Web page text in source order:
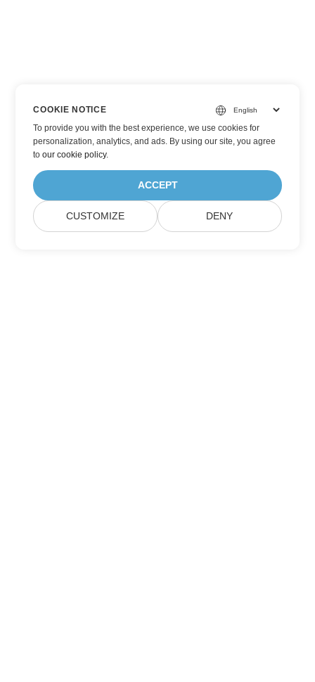
COOKIE NOTICE
To provide you with the best experience, we use cookies for
personalization, analytics, and ads. By using our site, you agree
toour cookie policy.
ACCEPT
CUSTOMIZE DENY